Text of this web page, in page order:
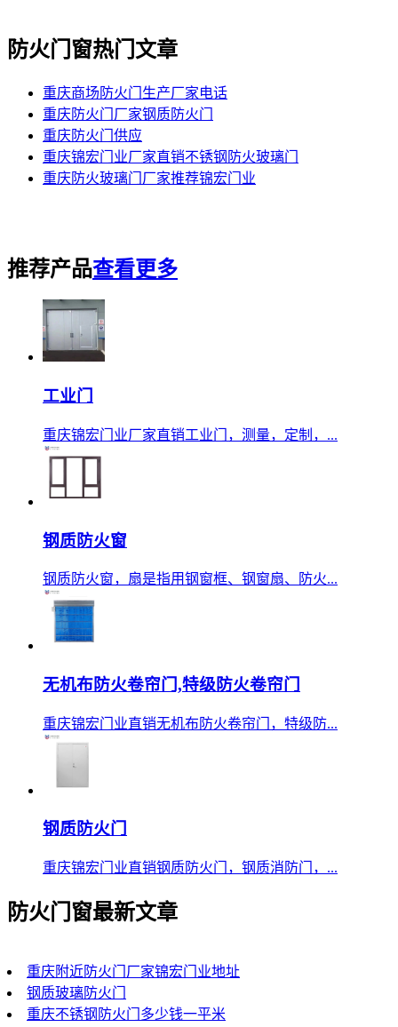
防火门窗热门文章
重庆商场防火门生产厂家电话
重庆防火门厂家钢质防火门
重庆防火门供应
重庆锦宏门业厂家直销不锈钢防火玻璃门
重庆防火玻璃门厂家推荐锦宏门业
推荐产品查看更多
工业门
重庆锦宏门业厂家直销工业门，测量，定制，...
钢质防火窗
钢质防火窗，扇是指用钢窗框、钢窗扇、防火...
无机布防火卷帘门,特级防火卷帘门
重庆锦宏门业直销无机布防火卷帘门，特级防...
钢质防火门
重庆锦宏门业直销钢质防火门，钢质消防门，...
防火门窗最新文章
重庆附近防火门厂家锦宏门业地址
钢质玻璃防火门
重庆不锈钢防火门多少钱一平米